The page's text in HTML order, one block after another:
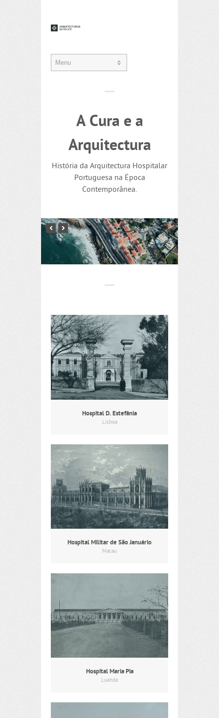
A Cura e a
Arquitectura
História da Arquitectura Hospitalar
Portuguesa na Época
Contemporânea.
Hospital D. Estefânia
Lisboa
Hospital Militar de São Januário
Macau
Hospital Maria Pia
Luanda